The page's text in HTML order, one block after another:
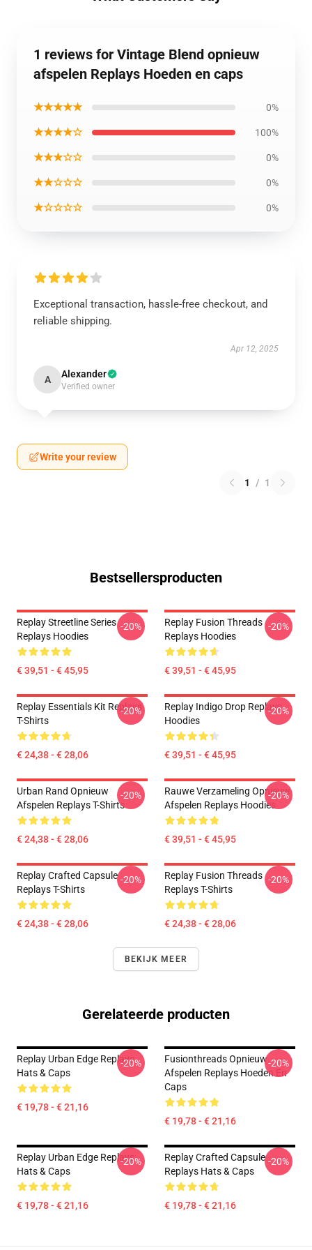
1 reviews for Vintage Blend opnieuw
afspelen Replays Hoeden en caps
★★★★★ 0%
★★★★☆ 100%
★★★☆☆ 0%
★★☆☆☆ 0%
★☆☆☆☆ 0%
Exceptional transaction, hassle-free checkout, and
reliable shipping.
Apr 12, 2025
A Alexander
Verified owner
Write your review
1 / 1
Bestsellersproducten
Replay Streetline Series
Replays Hoodies
€ 39,51 - € 45,95
-20%
Replay Fusion Threads
Replays Hoodies
€ 39,51 - € 45,95
-20%
Replay Essentials Kit Replays
T-Shirts
€ 24,38 - € 28,06
-20%
Replay Indigo Drop Replays
Hoodies
€ 39,51 - € 45,95
-20%
Urban Rand Opnieuw
Afspelen Replays T-Shirts
€ 24,38 - € 28,06
-20%
Rauwe Verzameling Opnieuw
Afspelen Replays Hoodies
€ 39,51 - € 45,95
-20%
Replay Crafted Capsule
Replays T-Shirts
€ 24,38 - € 28,06
-20%
Replay Fusion Threads
Replays T-Shirts
€ 24,38 - € 28,06
-20%
BEKIJK MEER
Gerelateerde producten
Replay Urban Edge Replays
Hats & Caps
€ 19,78 - € 21,16
-20%
Fusionthreads Opnieuw
Afspelen Replays Hoeden En
Caps
€ 19,78 - € 21,16
-20%
Replay Urban Edge Replays
Hats & Caps
€ 19,78 - € 21,16
-20%
Replay Crafted Capsule
Replays Hats & Caps
€ 19,78 - € 21,16
-20%